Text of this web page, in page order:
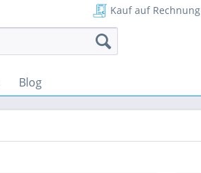
Kauf auf Rechnung
Blog